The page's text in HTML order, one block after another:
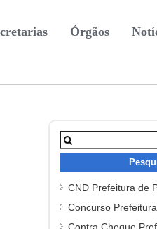
Órgãos
Pesquisar
por:
CND Prefeitura de
Concurso
Contra Cheque